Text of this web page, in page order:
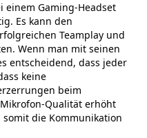
einem Gaming-Headset
Es kann den
Teamplay und
Wenn man mit seinen
entscheidend, dass jeder
keine
beim
Qualität erhöht
die Kommunikation